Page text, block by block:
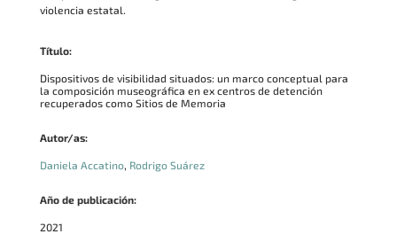
violencia estatal.
Título:
Dispositivos de visibilidad situados: un marco conceptual para
la composición museográfica en ex centros de detención
recuperados como Sitios de Memoria
Autor/as:
Daniela Accatino, Rodrigo Suárez
Año de publicación:
2021